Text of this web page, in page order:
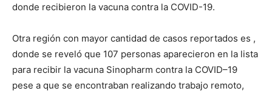
donde recibieron la vacuna contra la COVID-19.
Otra región con mayor cantidad de casos reportados es ,
donde se reveló que 107 personas aparecieron en la lista
para recibir la vacuna Sinopharm contra la COVID–19
pese a que se encontraban realizando trabajo remoto,